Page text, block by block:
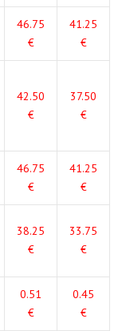
46.75
€
41.25
€
42.50
€
37.50
€
46.75
€
41.25
€
38.25
€
33.75
€
0.51
€
0.45
€